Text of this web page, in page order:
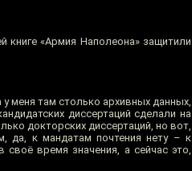
книге «Армия Наполеона» защитили
меня там столько архивных данных,
диссертаций сделали на
докторских диссертаций, но вот,
да, к мандатам почтения нету – к
время значения, а сейчас это,